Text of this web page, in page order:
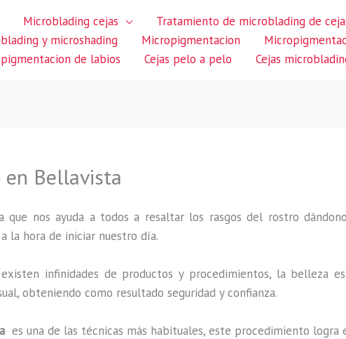
Microblading cejas Tratamiento de microblading de
y microshading
Micropigmentacion
de labios
Cejas pelo a pelo Cejas
en Bellavista
que nos ayuda a todos a resaltar los rasgos del rostro
la hora de iniciar nuestro día.
infinidades de productos y procedimientos, la belleza
obteniendo como resultado seguridad y confianza.
es una de las técnicas más habituales, este procedimiento